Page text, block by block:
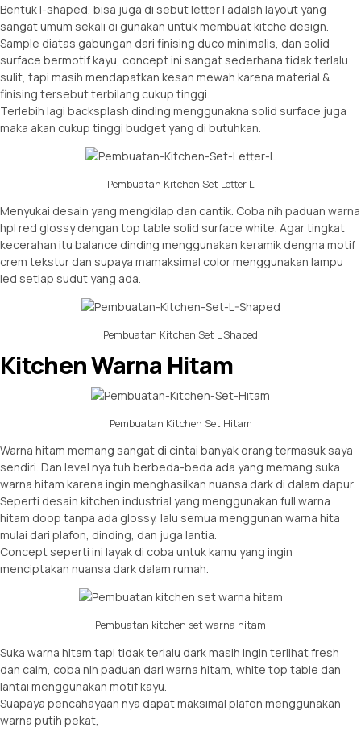
Bentuk l-shaped, bisa juga di sebut letter l adalah layout yang
sangat umum sekali di gunakan untuk membuat kitche design.
Sample diatas gabungan dari finising duco minimalis, dan solid
surface bermotif kayu, concept ini sangat sederhana tidak terlalu
sulit, tapi masih mendapatkan kesan mewah karena material &
finising tersebut terbilang cukup tinggi.
Terlebih lagi backsplash dinding menggunakna solid surface juga
maka akan cukup tinggi budget yang di butuhkan.
Pembuatan Kitchen Set Letter L
Menyukai desain yang mengkilap dan cantik. Coba nih paduan warna
hpl red glossy dengan top table solid surface white. Agar tingkat
kecerahan itu balance dinding menggunakan keramik dengna motif
crem tekstur dan supaya mamaksimal color menggunakan lampu
led setiap sudut yang ada.
Pembuatan Kitchen Set L Shaped
Kitchen Warna Hitam
Pembuatan Kitchen Set Hitam
Warna hitam memang sangat di cintai banyak orang termasuk saya
sendiri. Dan level nya tuh berbeda-beda ada yang memang suka
warna hitam karena ingin menghasilkan nuansa dark di dalam dapur.
Seperti desain kitchen industrial yang menggunakan full warna
hitam doop tanpa ada glossy, lalu semua menggunan warna hita
mulai dari plafon, dinding, dan juga lantia.
Concept seperti ini layak di coba untuk kamu yang ingin
menciptakan nuansa dark dalam rumah.
Pembuatan kitchen set warna hitam
Suka warna hitam tapi tidak terlalu dark masih ingin terlihat fresh
dan calm, coba nih paduan dari warna hitam, white top table dan
lantai menggunakan motif kayu.
Suapaya pencahayaan nya dapat maksimal plafon menggunakan
warna putih pekat,